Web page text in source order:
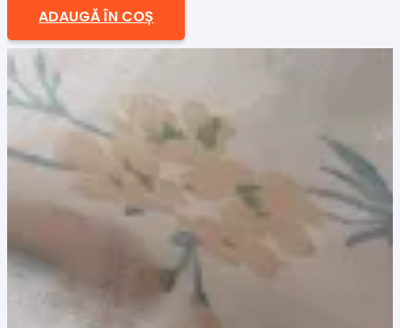
inițial
a
curent
este:
ADAUGĂ ÎN COȘ